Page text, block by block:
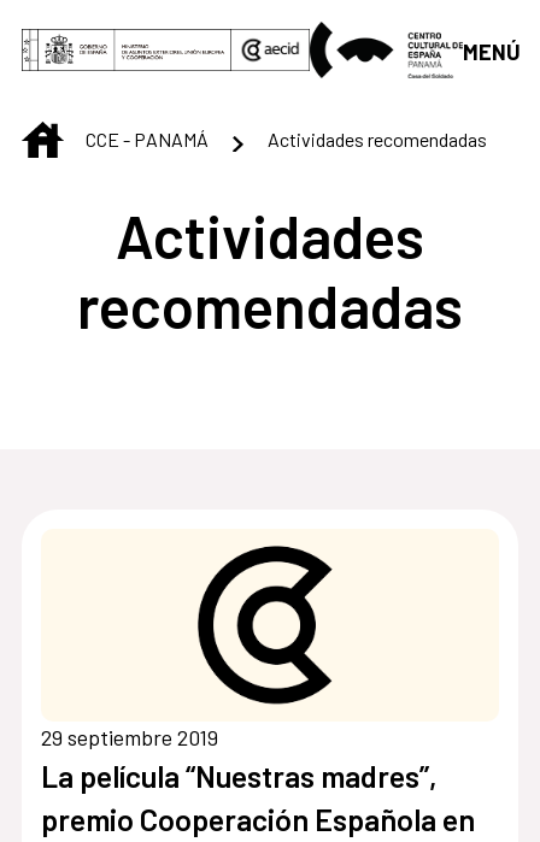
Saltar al contenido principal
MENÚ
INICIOCCE - PANAMÁ Actividades recomendadas
Actividades
recomendadas
29 septiembre 2019
La película “Nuestras madres”,
premio Cooperación Española en